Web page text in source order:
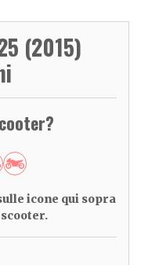
(2015)
icone qui sopra